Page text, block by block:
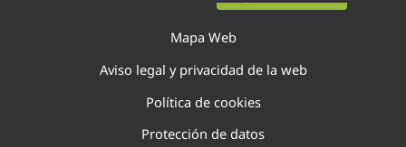
Mapa Web
Aviso legal y privacidad de la web
Política de cookies
Protección de datos